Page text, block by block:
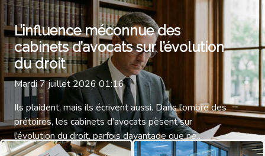
L’influence méconnue des
cabinets d’avocats sur l’évolution
du droit
Mardi 7 juillet 2026 01:16
Ils plaident, mais ils écrivent aussi. Dans l’ombre des
prétoires, les cabinets d’avocats pèsent sur
l’évolution du droit, parfois davantage que ne
l’imagine le grand public, en alimentant les